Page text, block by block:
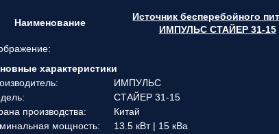
Наименование
Источник бесперебойного
ИМПУЛЬС СТАЙЕР 31-15
характеристики
ИМПУЛЬС
СТАЙЕР 31-15
производства:
Китай
мощность:
13.5 кВт | 15 кВа